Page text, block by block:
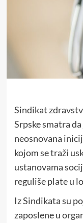
Sindikat
Srpske smatra
neosnovana
kojom se traži
ustanovama
reguliše plate u
Iz Sindikata su
zaposlene u